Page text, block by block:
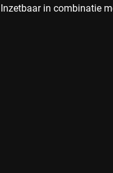
Inzetbaar in combinatie